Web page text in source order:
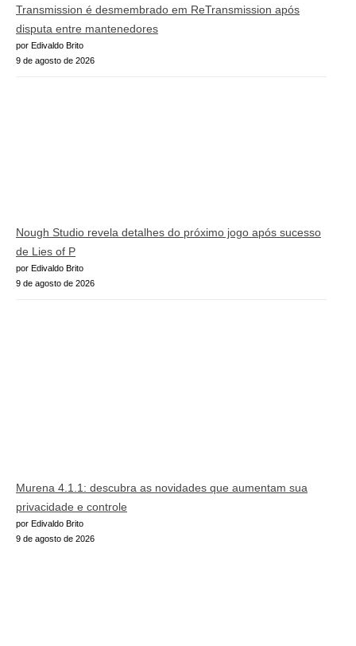
Transmission é desmembrado em ReTransmission após
disputa entre mantenedores
por Edivaldo Brito
9 de agosto de 2026
Nough Studio revela detalhes do próximo jogo após sucesso
de Lies of P
por Edivaldo Brito
9 de agosto de 2026
Murena 4.1.1: descubra as novidades que aumentam sua
privacidade e controle
por Edivaldo Brito
9 de agosto de 2026